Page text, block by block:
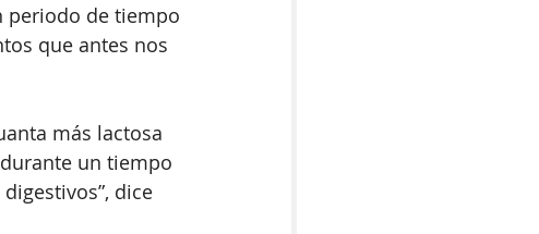
periodo de tiempo
que antes nos
más lactosa
un tiempo
dice